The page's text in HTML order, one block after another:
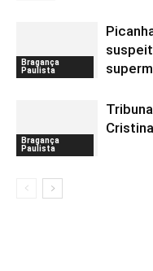
Bragança
Paulista
Bragança
Paulista